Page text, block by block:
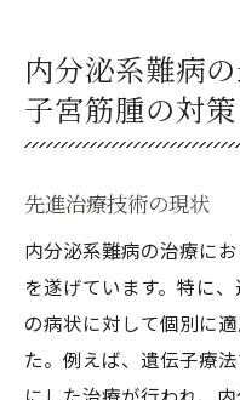
内分泌系難病
子宮筋腫の対策
先進治療技術の現状
内分泌系難病の治療に
を遂げています。特に
の病状に対して個別に
た。例えば、遺伝子療